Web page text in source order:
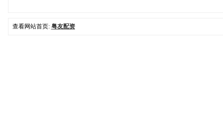
查看网站首页: 粤友配资